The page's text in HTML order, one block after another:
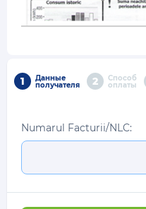
1 Данные
получателя 2 Способ
оплаты
Numarul Facturii/NLC: